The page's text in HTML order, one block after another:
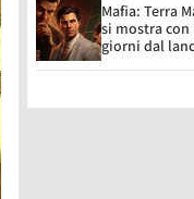
Mafia: Terra
si mostra
giorni dal